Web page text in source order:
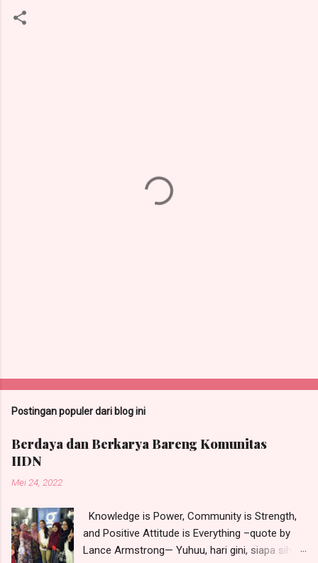
Postingan populer dari blog ini
Berdaya dan Berkarya Bareng Komunitas
IIDN
Mei 24, 2022
Knowledge is Power, Community is Strength,
and Positive Attitude is Everything –quote by
Lance Armstrong— Yuhuu, hari gini, siapa sih